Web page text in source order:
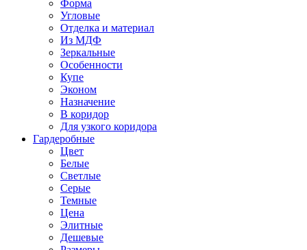
Форма
Угловые
Отделка и материал
Из МДФ
Зеркальные
Особенности
Купе
Эконом
Назначение
В коридор
Для узкого коридора
Гардеробные
Цвет
Белые
Светлые
Серые
Темные
Цена
Элитные
Дешевые